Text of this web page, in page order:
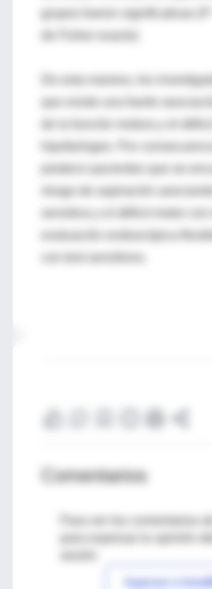
grupos fueron significativas (P
De esta manera, los
hipofaríngeo. Por
riesgo de aspiración
evaluación endoscópica
Comentarios
Para ver los comentarios
Ingresar a